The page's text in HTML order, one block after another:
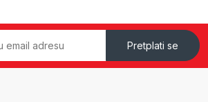
Pretplati se